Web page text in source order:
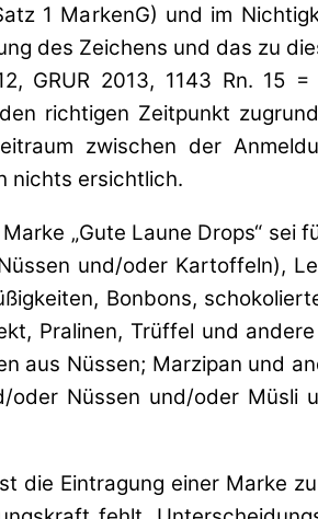
1 MarkenG) und im
des Zeichens und das zu
GRUR 2013, 1143 Rn.
richtigen Zeitpunkt
zwischen der
nichts ersichtlich.
„Gute Laune Drops“ sei
und/oder Kartoffeln),
Bonbons,
Pralinen, Trüffel und
aus Nüssen; Marzipan und
Nüssen und/oder
die Eintragung einer Marke